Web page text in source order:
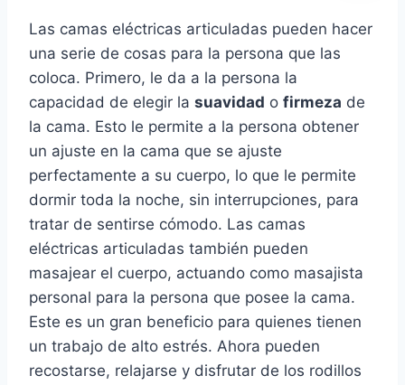
Las camas eléctricas articuladas pueden hacer
una serie de cosas para la persona que las
coloca. Primero, le da a la persona la
capacidad de elegir la suavidad o firmeza de
la cama. Esto le permite a la persona obtener
un ajuste en la cama que se ajuste
perfectamente a su cuerpo, lo que le permite
dormir toda la noche, sin interrupciones, para
tratar de sentirse cómodo. Las camas
eléctricas articuladas también pueden
masajear el cuerpo, actuando como masajista
personal para la persona que posee la cama.
Este es un gran beneficio para quienes tienen
un trabajo de alto estrés. Ahora pueden
recostarse, relajarse y disfrutar de los rodillos